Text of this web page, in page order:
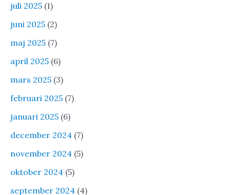
juli 2025 (1)
juni 2025 (2)
maj 2025 (7)
april 2025 (6)
mars 2025 (3)
februari 2025 (7)
januari 2025 (6)
december 2024 (7)
november 2024 (5)
oktober 2024 (5)
september 2024 (4)